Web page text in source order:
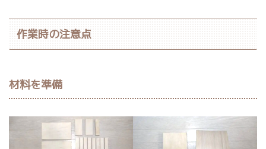
作業時の注意点
材料を準備